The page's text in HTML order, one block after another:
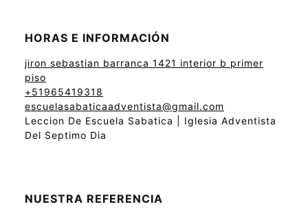
HORAS E INFORMACIÓN
jiron sebastian barranca 1421 interior b primer
piso
+51965419318
escuelasabaticaadventista@gmail.com
Leccion De Escuela Sabatica | Iglesia Adventista
Del Septimo Dia
NUESTRA REFERENCIA